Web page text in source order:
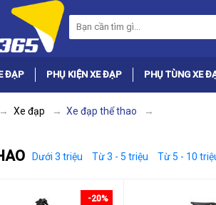
ĐẠP PHỤ KIỆN XE ĐẠP PHỤ TÙNG XE
Xe đạp Xe đạp thể thao
Dưới 3 triệu Từ 3 - 5 triệu Từ 5 - 10
-20%